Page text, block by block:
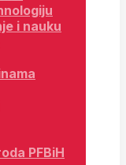
i nauku
PFBiH